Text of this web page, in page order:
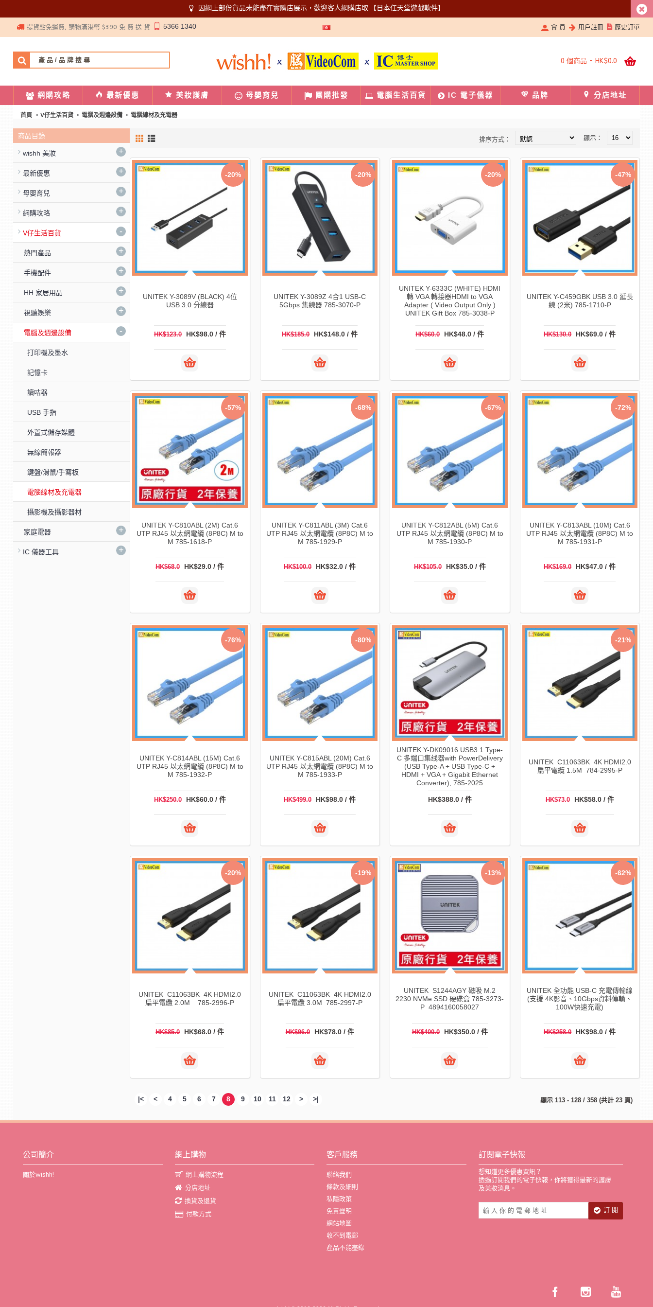
因網上部份貨品未能盡在實體店展示，歡迎客人網購店取 【日本任天堂遊戲軟件】
提貨點免運費, 購物滿港幣 $390 免 費 送 貨 5366 1340 會 員 用戶註冊 歷史訂單
0 個商品 - HK$0.0
網購攻略 最新優惠 美妝護膚 母嬰育兒 團購批發 電腦生活百貨 IC 電子儀器 品牌 分店地址
首頁 V仔生活百貨 電腦及週邊設備 電腦線材及充電器
商品目錄
wishh 美妝 +
最新優惠 +
母嬰育兒 +
網購攻略 +
V仔生活百貨 -
熱門產品 +
手機配件 +
HH 家居用品 +
視聽娛樂 +
電腦及週邊設備 -
打印機及墨水
記憶卡
讀咭器
USB 手指
外置式儲存媒體
無線簡報器
鍵盤/滑鼠/手寫板
電腦線材及充電器
攝影機及攝影器材
家庭電器 +
IC 儀器工具 +
顯示：
排序方式：
-20%
UNITEK Y-3089V (BLACK) 4位
USB 3.0 分線器
HK$123.0 HK$98.0 / 件
-20%
UNITEK Y-3089Z 4合1 USB-C
5Gbps 集線器 785-3070-P
HK$185.0 HK$148.0 / 件
-20%
UNITEK Y-6333C (WHITE) HDMI
轉 VGA 轉接器HDMI to VGA
Adapter ( Video Output Only )
UNITEK Gift Box 785-3038-P
HK$60.0 HK$48.0 / 件
-47%
UNITEK Y-C459GBK USB 3.0 延長
線 (2米) 785-1710-P
HK$130.0 HK$69.0 / 件
-57%
UNITEK Y-C810ABL (2M) Cat.6
UTP RJ45 以太網電纜 (8P8C) M to
M 785-1618-P
HK$68.0 HK$29.0 / 件
-68%
UNITEK Y-C811ABL (3M) Cat.6
UTP RJ45 以太網電纜 (8P8C) M to
M 785-1929-P
HK$100.0 HK$32.0 / 件
-67%
UNITEK Y-C812ABL (5M) Cat.6
UTP RJ45 以太網電纜 (8P8C) M to
M 785-1930-P
HK$105.0 HK$35.0 / 件
-72%
UNITEK Y-C813ABL (10M) Cat.6
UTP RJ45 以太網電纜 (8P8C) M to
M 785-1931-P
HK$169.0 HK$47.0 / 件
-76%
UNITEK Y-C814ABL (15M) Cat.6
UTP RJ45 以太網電纜 (8P8C) M to
M 785-1932-P
HK$250.0 HK$60.0 / 件
-80%
UNITEK Y-C815ABL (20M) Cat.6
UTP RJ45 以太網電纜 (8P8C) M to
M 785-1933-P
HK$499.0 HK$98.0 / 件
UNITEK Y-DK09016 USB3.1 Type-
C 多端口集线器with PowerDelivery
(USB Type-A + USB Type-C +
HDMI + VGA + Gigabit Ethernet
Converter), 785-2025
HK$388.0 / 件
-21%
UNITEK C11063BK 4K HDMI2.0
扁平電纜 1.5M 784-2995-P
HK$73.0 HK$58.0 / 件
-20%
UNITEK C11063BK 4K HDMI2.0
扁平電纜 2.0M 785-2996-P
HK$85.0 HK$68.0 / 件
-19%
UNITEK C11063BK 4K HDMI2.0
扁平電纜 3.0M 785-2997-P
HK$96.0 HK$78.0 / 件
-13%
UNITEK S1244AGY 磁吸 M.2
2230 NVMe SSD 硬碟盒 785-3273-
P 4894160058027
HK$400.0 HK$350.0 / 件
-62%
UNITEK 全功能 USB-C 充電傳輸線
(支援 4K影音、10Gbps資料傳輸、
100W快速充電)
HK$258.0 HK$98.0 / 件
|< < 4 5 6 7 8 9 10 11 12 > >| 顯示 113 - 128 / 358 (共計 23 頁)
公司簡介
關於wishh!
網上購物
網上購物流程
分店地址
換貨及退貨
付款方式
客戶服務
聯絡我們
條款及細則
私隱政策
免責聲明
網站地圖
收不到電郵
產品不能盡錄
訂閱電子快報
想知道更多優惠資訊？
透過訂閱我們的電子快報，你將獲得最新的護膚
及美妝消息。
訂 閱